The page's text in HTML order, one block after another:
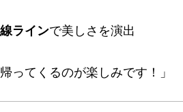
ラインで美しさを演出
ってくるのが楽しみです！」